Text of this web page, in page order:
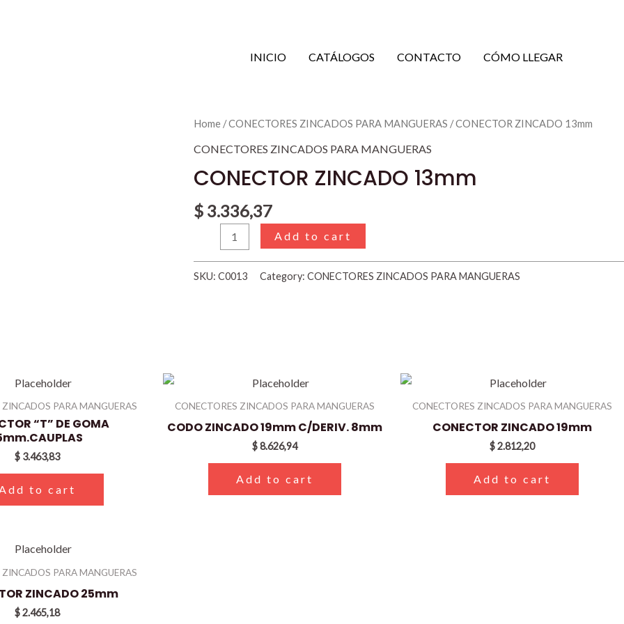
INICIO CATÁLOGOS CONTACTO CÓMO LLEGAR
Home/CONECTORES ZINCADOS PARA MANGUERAS / CONECTOR ZINCADO 13mm
CONECTORES ZINCADOS PARA MANGUERAS
CONECTOR ZINCADO 13mm
$3.336,37
CONECTOR
quantity
Add to cart
SKU: C0013 Category: CONECTORES ZINCADOS PARA MANGUERAS
ZINCADOS PARA MANGUERAS
“T” DE GOMA
$ 3.463,83
to cart
CONECTORES ZINCADOS PARA MANGUERAS
CODO ZINCADO 19mm C/DERIV. 8mm
$8.626,94
Add to cart
CONECTORES ZINCADOS PARA MANGUERAS
CONECTOR ZINCADO 19mm
$2.812,20
Add to cart
ZINCADOS PARA MANGUERAS
ZINCADO 25mm
$2.465,18